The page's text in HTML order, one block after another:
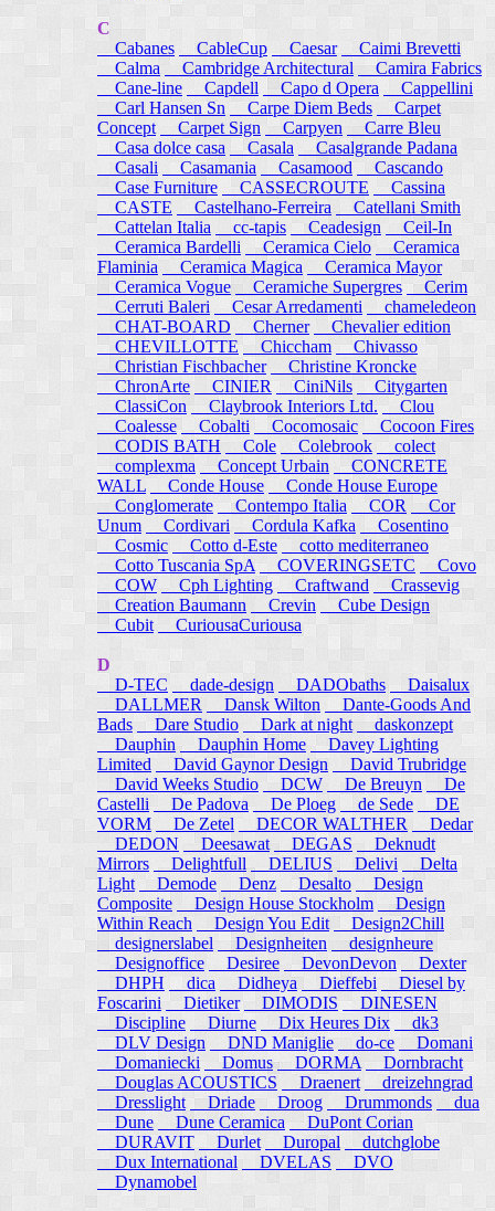
C
Cabanes
CableCup Caesar
Caimi Brevetti
Calma
Cambridge Architectural
Camira Fabrics
Cane-line
Capdell Capo d Opera
Cappellini
Carl Hansen Sn
Carpe Diem Beds
Carpet
Concept
Carpet Sign Carpyen
Carre Bleu
Casa dolce casa
Casala
Casalgrande Padana
Casali
Casamania Casamood
Cascando
Case Furniture
CASSECROUTE
Cassina
CASTE
Castelhano-Ferreira
Catellani Smith
Cattelan Italia
cc-tapis Ceadesign
Ceil-In
Ceramica Bardelli
Ceramica Cielo
Ceramica
Flaminia
Ceramica Magica
Ceramica Mayor
Ceramica Vogue
Ceramiche Supergres Cerim
Cerruti Baleri
Cesar Arredamenti
chameledeon
CHAT-BOARD
Cherner
Chevalier edition
CHEVILLOTTE
Chiccham
Chivasso
Christian Fischbacher
Christine Kroncke
ChronArte
CINIER CiniNils
Citygarten
ClassiCon
Claybrook Interiors Ltd.
Clou
Coalesse
Cobalti Cocomosaic
Cocoon Fires
CODIS BATH
Cole Colebrook
colect
complexma
Concept Urbain
CONCRETE
WALL
Conde House
Conde House Europe
Conglomerate
Contempo Italia COR
Cor
Unum
Cordivari Cordula Kafka
Cosentino
Cosmic
Cotto d-Este
cotto mediterraneo
Cotto Tuscania SpA
COVERINGSETC
Covo
COW
Cph Lighting Craftwand
Crassevig
Creation Baumann
Crevin
Cube Design
Cubit
CuriousaCuriousa
D
D-TEC
dade-design DADObaths
Daisalux
DALLMER
Dansk Wilton
Dante-Goods And
Bads
Dare Studio Dark at night
daskonzept
Dauphin
Dauphin Home
Davey Lighting
Limited
David Gaynor Design
David Trubridge
David Weeks Studio
DCW De Breuyn
De
Castelli
De Padova De Ploeg de Sede
DE
VORM
De Zetel DECOR WALTHER
Dedar
DEDON
Deesawat DEGAS
Deknudt
Mirrors
Delightfull DELIUS Delivi
Delta
Light
Demode Denz Desalto
Design
Composite
Design House Stockholm
Design
Within Reach
Design You Edit
Design2Chill
designerslabel
Designheiten
designheure
Designoffice
Desiree DevonDevon
Dexter
DHPH
dica Didheya Dieffebi
Diesel by
Foscarini
Dietiker DIMODIS
DINESEN
Discipline
Diurne Dix Heures Dix
dk3
DLV Design
DND Maniglie do-ce
Domani
Domaniecki
Domus DORMA
Dornbracht
Douglas ACOUSTICS
Draenert
dreizehngrad
Dresslight Driade Droog Drummonds
dua
Dune
Dune Ceramica
DuPont Corian
DURAVIT
Durlet Duropal
dutchglobe
Dux International
DVELAS
DVO
Dynamobel